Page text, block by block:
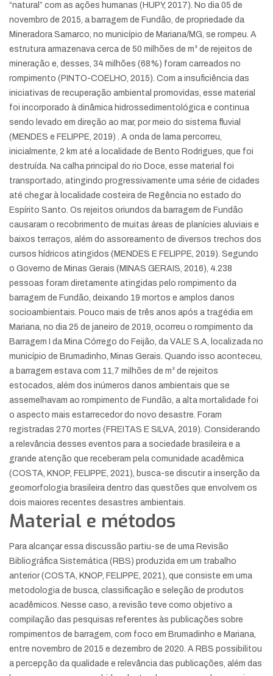
“natural” com as ações humanas (HUPY, 2017). No dia 05 de
novembro de 2015, a barragem de Fundão, de propriedade da
Mineradora Samarco, no município de Mariana/MG, se rompeu. A
estrutura armazenava cerca de 50 milhões de m³ de rejeitos de
mineração e, desses, 34 milhões (68%) foram carreados no
rompimento (PINTO-COELHO, 2015). Com a insuficiência das
iniciativas de recuperação ambiental promovidas, esse material
foi incorporado à dinâmica hidrossedimentológica e continua
sendo levado em direção ao mar, por meio do sistema fluvial
(MENDES e FELIPPE, 2019) . A onda de lama percorreu,
inicialmente, 2 km até a localidade de Bento Rodrigues, que foi
destruída. Na calha principal do rio Doce, esse material foi
transportado, atingindo progressivamente uma série de cidades
até chegar à localidade costeira de Regência no estado do
Espírito Santo. Os rejeitos oriundos da barragem de Fundão
causaram o recobrimento de muitas áreas de planícies aluviais e
baixos terraços, além do assoreamento de diversos trechos dos
cursos hídricos atingidos (MENDES E FELIPPE, 2019). Segundo
o Governo de Minas Gerais (MINAS GERAIS, 2016), 4.238
pessoas foram diretamente atingidas pelo rompimento da
barragem de Fundão, deixando 19 mortos e amplos danos
socioambientais. Pouco mais de três anos após a tragédia em
Mariana, no dia 25 de janeiro de 2019, ocorreu o rompimento da
Barragem I da Mina Córrego do Feijão, da VALE S.A, localizada no
município de Brumadinho, Minas Gerais. Quando isso aconteceu,
a barragem estava com 11,7 milhões de m³ de rejeitos
estocados, além dos inúmeros danos ambientais que se
assemelhavam ao rompimento de Fundão, a alta mortalidade foi
o aspecto mais estarrecedor do novo desastre. Foram
registradas 270 mortes (FREITAS E SILVA, 2019). Considerando
a relevância desses eventos para a sociedade brasileira e a
grande atenção que receberam pela comunidade acadêmica
(COSTA, KNOP, FELIPPE, 2021), busca-se discutir a inserção da
geomorfologia brasileira dentro das questões que envolvem os
dois maiores recentes desastres ambientais.
Material e métodos
Para alcançar essa discussão partiu-se de uma Revisão
Bibliográfica Sistemática (RBS) produzida em um trabalho
anterior (COSTA, KNOP, FELIPPE, 2021), que consiste em uma
metodologia de busca, classificação e seleção de produtos
acadêmicos. Nesse caso, a revisão teve como objetivo a
compilação das pesquisas referentes às publicações sobre
rompimentos de barragem, com foco em Brumadinho e Mariana,
entre novembro de 2015 e dezembro de 2020. A RBS possibilitou
a percepção da qualidade e relevância das publicações, além das